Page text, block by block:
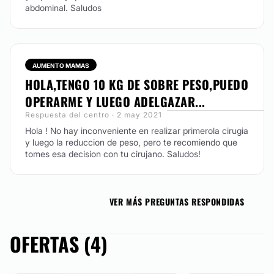
sebáceas. En la mayoría de los casos, las glándulas
son invadidas por la bacteria Propionibacterium
acnes, responsable de la inflamación con supuración
(pústula). Hay varias formas de presentación:
comedones (puntos negros), pápulas y pústulas.
Predomina en la adolescencia, aunque puede verse
en la adultez. El tratamiento debe ser multifactorial,
desde comprimidos para eliminar la bacteria, dietas,
limpiezas faciales, peelings y ozonoterapia.
En MedVital realizamos tratamientos para la rosácea
abdominal. Saludos
AUMENTO MAMAS
HOLA,TENGO 10 KG DE SOBRE PESO,PUEDO
OPERARME Y LUEGO ADELGAZAR...
Respuesta del centro · 2 may 2021
Hola ! No hay inconveniente en realizar primerola cirugia
y luego la reduccion de peso, pero te recomiendo que
tomes esa decision con tu cirujano. Saludos!
VER MÁS PREGUNTAS RESPONDIDAS
OFERTAS (4)